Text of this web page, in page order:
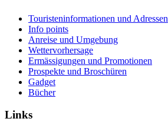
Touristeninformationen und Adressen
Info points
Anreise und Umgebung
Wettervorhersage
Ermässigungen und Promotionen
Prospekte und Broschüren
Gadget
Bücher
Links